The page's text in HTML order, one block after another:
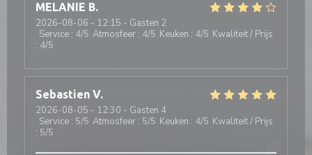
MELANIE B
2026-08-06 - 12:15 - Gasten 2
Service : 4/5 Atmosfeer : 4/5 Keuken : 4/5 Kwaliteit / Prijs
: 4/5
Sebastien V
2026-08-05 - 12:30 - Gasten 4
Service : 5/5 Atmosfeer : 5/5 Keuken : 4/5 Kwaliteit / Prijs
: 5/5